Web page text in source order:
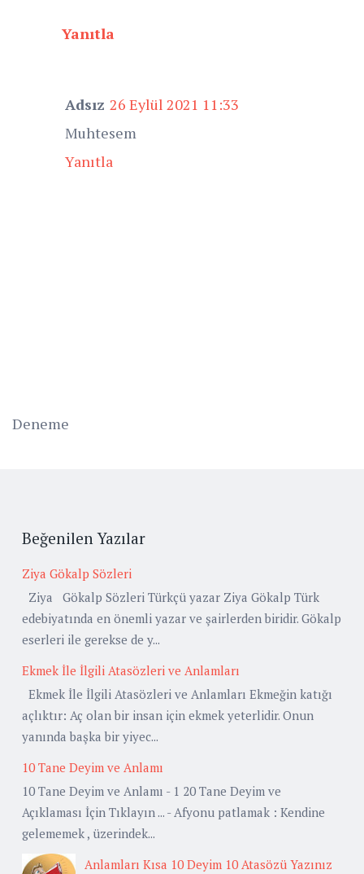
Yanıtla
Adsız 26 Eylül 2021 11:33
Muhtesem
Yanıtla
Deneme
Beğenilen Yazılar
Ziya Gökalp Sözleri
Ziya Gökalp Sözleri Türkçü yazar Ziya Gökalp Türk
edebiyatında en önemli yazar ve şairlerden biridir. Gökalp
eserleri ile gerekse de y...
Ekmek İle İlgili Atasözleri ve Anlamları
Ekmek İle İlgili Atasözleri ve Anlamları Ekmeğin katığı
açlıktır: Aç olan bir insan için ekmek yeterlidir. Onun
yanında başka bir yiyec...
10 Tane Deyim ve Anlamı
10 Tane Deyim ve Anlamı - 1 20 Tane Deyim ve
Açıklaması İçin Tıklayın ... - Afyonu patlamak : Kendine
gelememek , üzerindek...
Anlamları Kısa 10 Deyim 10 Atasözü Yazınız